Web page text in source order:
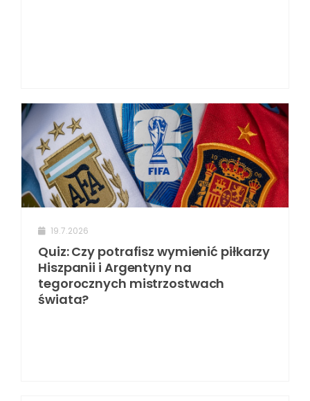
19.7.2026
Quiz: Czy potrafisz wymienić piłkarzy
Hiszpanii i Argentyny na
tegorocznych mistrzostwach
świata?